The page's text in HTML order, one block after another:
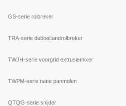
GS-serie rolbreker
TRA-serie dubbeltandrolbreker
TWJH-serie voorgrid extrusiemixer
TWPM-serie natte panmolen
QTQG-serie snijder